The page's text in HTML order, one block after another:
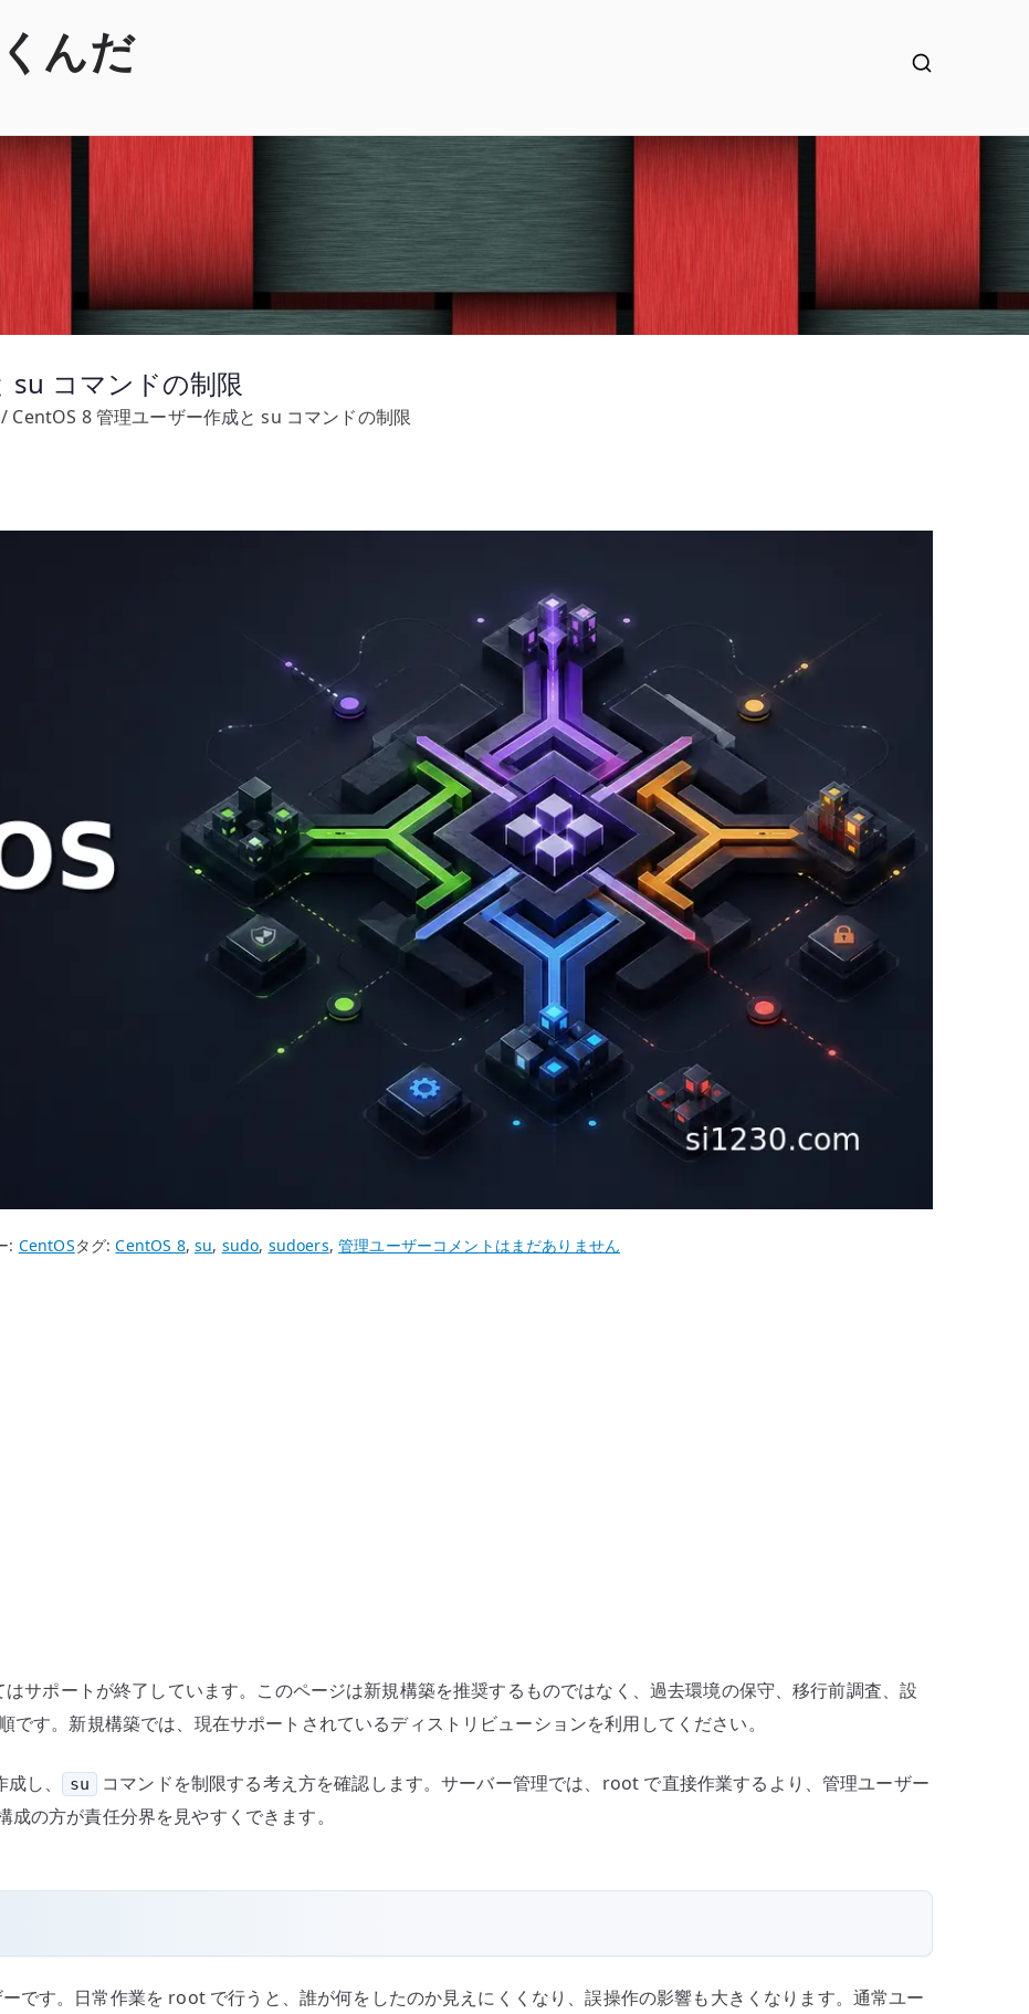
んだ
su コマンドの制限
CentOS 8 管理ユーザー作成と su コマンドの制限
: CentOSタグ:CentOS 8,su, sudo, sudoers,管理ユーザーCentOS
の
制
へ
コメントはまだありません
サポートが終了しています。このページは新規構築を推奨するものではなく、過去環境の保守、移行前調査、設
す。新規構築では、現在サポートされているディストリビューションを利用してください。
し、 su
コマンドを制限する考え方を確認します。サーバー管理では、root で直接作業するより、管理ユーザー
の方が責任分界を見やすくできます。
です。日常作業を root で行うと、誰が何をしたのか見えにくくなり、誤操作の影響も大きくなります。通常ユー